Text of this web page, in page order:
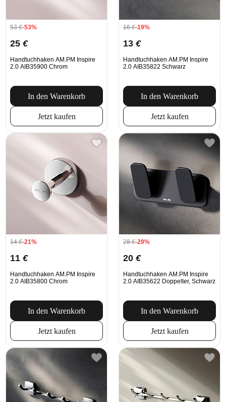
53€-53%
25 €
Handtuchhaken AM.PM Inspire
2.0 AIB35900 Chrom
In den Warenkorb
Jetzt kaufen
16€-19%
13 €
Handtuchhaken AM.PM Inspire
2.0 AIB35822 Schwarz
In den Warenkorb
Jetzt kaufen
14€-21%
11 €
Handtuchhaken AM.PM Inspire
2.0 AIB35800 Chrom
In den Warenkorb
Jetzt kaufen
28€-29%
20 €
Handtuchhaken AM.PM Inspire
2.0 AIB35622 Doppelter, Schwarz
In den Warenkorb
Jetzt kaufen